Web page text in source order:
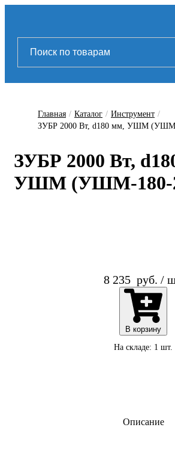
Главная / Каталог / Инструмент /
ЗУБР 2000 Вт, d180 мм, УШМ
ЗУБР 2000 Вт,
УШМ (УШМ-180-
8 235руб. /
В корзину
На складе: 1 шт.
Описание